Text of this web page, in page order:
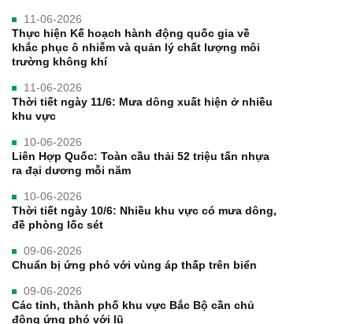
11-06-2026
Thực hiện Kế hoạch hành động quốc gia về
khắc phục ô nhiễm và quản lý chất lượng môi
trường không khí
11-06-2026
Thời tiết ngày 11/6: Mưa dông xuất hiện ở nhiều
khu vực
10-06-2026
Liên Hợp Quốc: Toàn cầu thải 52 triệu tấn nhựa
ra đại dương mỗi năm
10-06-2026
Thời tiết ngày 10/6: Nhiều khu vực có mưa dông,
đề phòng lốc sét
09-06-2026
Chuẩn bị ứng phó với vùng áp thấp trên biển
09-06-2026
Các tỉnh, thành phố khu vực Bắc Bộ cần chủ
động ứng phó với lũ